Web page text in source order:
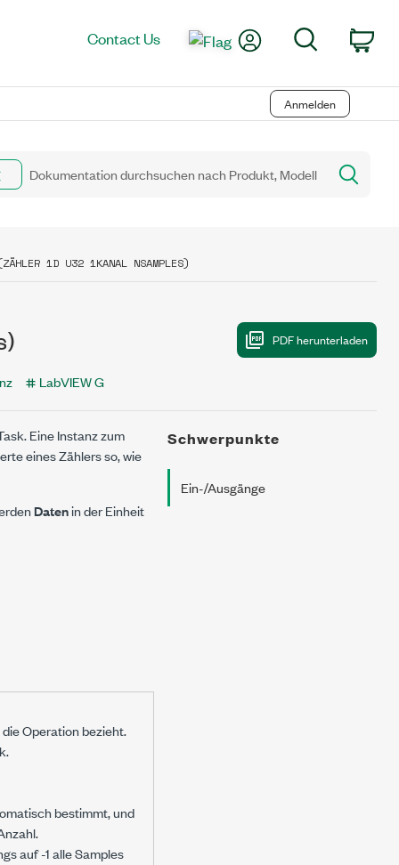
Contact Us My AccountSearch
Anmelden
1D U32 1KANAL NSAMPLES)
LabVIEW G
Eine Instanz zum
eines Zählers so, wie
Datenin der Einheit
Operation bezieht.
bestimmt, und
auf -1 alle Samples
Schwerpunkte
Ein-/Ausgänge